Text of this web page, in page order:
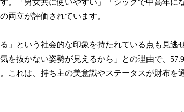
。「男女共に使いやすい」「シックで中高年に
両立が評価されています。
」という社会的な印象を持たれている点も見逃
を抜かない姿勢が見えるから」との理由で、
これは、持ち主の美意識やステータスが財布を